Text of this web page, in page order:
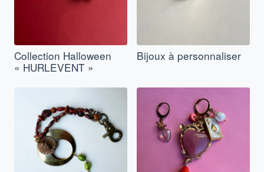
Collection Halloween
« HURLEVENT »
Bijoux à personnaliser